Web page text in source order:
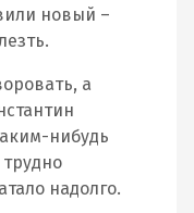
новый –
а
нибудь
надолго.